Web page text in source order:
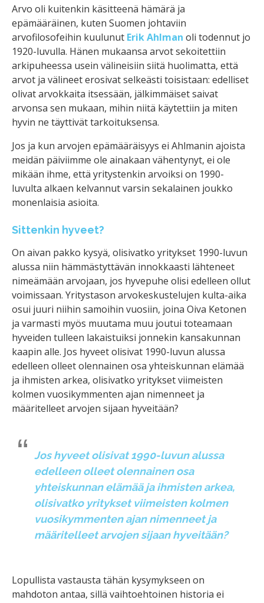
Arvo oli kuitenkin käsitteenä hämärä ja
epämääräinen, kuten Suomen johtaviin
arvofilosofeihin kuulunut Erik Ahlman oli todennut jo
1920-luvulla. Hänen mukaansa arvot sekoitettiin
arkipuheessa usein välineisiin siitä huolimatta, että
arvot ja välineet erosivat selkeästi toisistaan: edelliset
olivat arvokkaita itsessään, jälkimmäiset saivat
arvonsa sen mukaan, mihin niitä käytettiin ja miten
hyvin ne täyttivät tarkoituksensa.
Jos ja kun arvojen epämääräisyys ei Ahlmanin ajoista
meidän päiviimme ole ainakaan vähentynyt, ei ole
mikään ihme, että yritystenkin arvoiksi on 1990-
luvulta alkaen kelvannut varsin sekalainen joukko
monenlaisia asioita.
Sittenkin hyveet?
On aivan pakko kysyä, olisivatko yritykset 1990-luvun
alussa niin hämmästyttävän innokkaasti lähteneet
nimeämään arvojaan, jos hyvepuhe olisi edelleen ollut
voimissaan. Yritystason arvokeskustelujen kulta-aika
osui juuri niihin samoihin vuosiin, joina Oiva Ketonen
ja varmasti myös muutama muu joutui toteamaan
hyveiden tulleen lakaistuiksi jonnekin kansakunnan
kaapin alle. Jos hyveet olisivat 1990-luvun alussa
edelleen olleet olennainen osa yhteiskunnan elämää
ja ihmisten arkea, olisivatko yritykset viimeisten
kolmen vuosikymmenten ajan nimenneet ja
määritelleet arvojen sijaan hyveitään?
Jos hyveet olisivat 1990-luvun alussa
edelleen olleet olennainen osa
yhteiskunnan elämää ja ihmisten arkea,
olisivatko yritykset viimeisten kolmen
vuosikymmenten ajan nimenneet ja
määritelleet arvojen sijaan hyveitään?
Lopullista vastausta tähän kysymykseen on
mahdoton antaa, sillä vaihtoehtoinen historia ei